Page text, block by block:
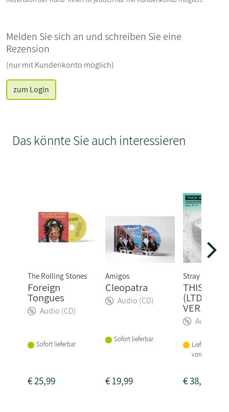
Melden Sie sich an und schreiben Sie eine
Rezension
(nur mit Kundenkonto möglich)
zum Login
Das könnte Sie auch interessieren
The Rolling Stones
Foreign
Tongues
Audio (CD)
Sofort lieferbar
€25,99
Amigos
Cleopatra
Audio (CD)
Sofort lieferbar
€19,99
Stray Kids
THIS &
(LTD.
VER.)
Audio
Lieferbar
von 1-2
€38,99